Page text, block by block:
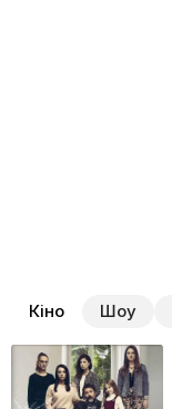
Кіно Шоу